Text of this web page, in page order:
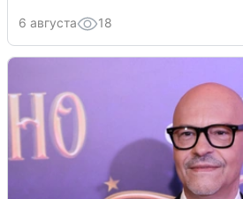
6 августа 18